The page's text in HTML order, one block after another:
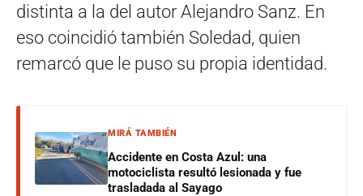
distinta a la del autor Alejandro Sanz. En
eso coincidió también Soledad, quien
remarcó que le puso su propia identidad.
MIRÁ TAMBIÉN
Accidente en Costa Azul: una
motociclista resultó lesionada y fue
trasladada al Sayago